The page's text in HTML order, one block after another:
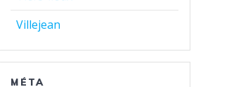
Villejean
MÉTA